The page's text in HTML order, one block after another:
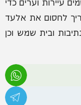
לחסום את אלעד
ובית שמש וכן